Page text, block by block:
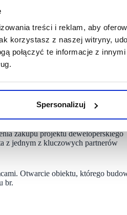
treści i reklam, aby
korzystasz z naszej witryny,
połączyć te informacje z
Spersonalizuj
proces certyfikacji
naszych działań, a nie tylko
Asset Performance oraz
Construction v6, co podkreśla
oraz Szubin” – napisała firma
Po rekordowym roku, w którym firma
zakupu projektu deweloperskiego
z jednym z kluczowych partnerów
Otwarcie obiektu, którego
br.